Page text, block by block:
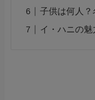
子供は何人？
イ・ハニの